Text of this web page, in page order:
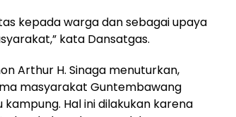
kepada warga dan sebagai upaya
kata Dansatgas.
Arthur H. Sinaga menuturkan,
masyarakat Guntembawang
Hal ini dilakukan karena